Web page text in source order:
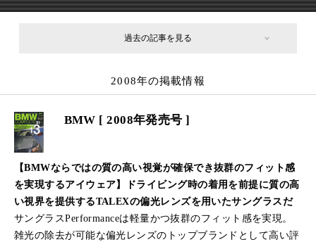
過去の記事を見る
2008年の掲載情報
BMW [ 2008年発売号 ]
【BMWならではの質の高い視覚が確保でき抜群のフィット感
を実現するアイウェア】ドライビング時の着用を前提に質の高
い視界を提供するTALEXの偏光レンズを用いたサングラスだ
サングラスPerformanceは軽量かつ抜群のフィット感を実現。
雑光の除去が可能な偏光レンズのトップブランドとして高い評